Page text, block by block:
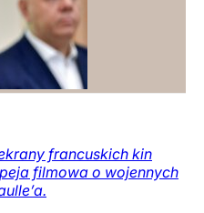
francuskich kin
filmowa o wojennych